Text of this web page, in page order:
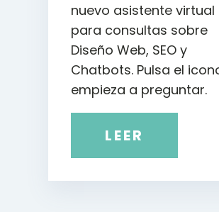
nuevo asistente virtual
para consultas sobre
Diseño Web, SEO y
Chatbots. Pulsa el
empieza a preguntar.
LEER